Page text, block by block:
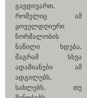
გავდივართ,
რომელიც ამ
ყოველდღიური
ნორმალობის
ნაწილი ხდება,
მაგრამ სხვა
ადამიანები ამ
ადგილებს,
სახლებს, თუ